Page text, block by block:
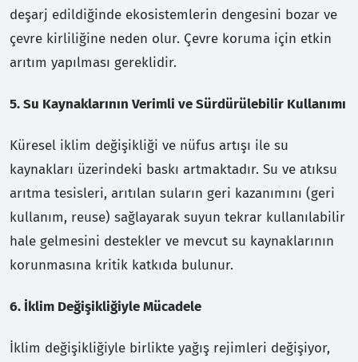
deşarj edildiğinde ekosistemlerin dengesini bozar ve
çevre kirliliğine neden olur. Çevre koruma için etkin
arıtım yapılması gereklidir.
5. Su Kaynaklarının Verimli ve Sürdürülebilir Kullanımı
Küresel iklim değişikliği ve nüfus artışı ile su
kaynakları üzerindeki baskı artmaktadır. Su ve atıksu
arıtma tesisleri, arıtılan suların geri kazanımını (geri
kullanım, reuse) sağlayarak suyun tekrar kullanılabilir
hale gelmesini destekler ve mevcut su kaynaklarının
korunmasına kritik katkıda bulunur.
6. İklim Değişikliğiyle Mücadele
İklim değişikliğiyle birlikte yağış rejimleri değişiyor,